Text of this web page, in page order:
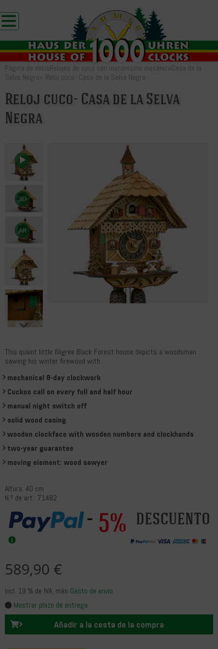
Página de inicioRelojes de cuco con mecanismo mecánicoCasa de la
Selva Negra» Reloj cuco- Casa de la Selva Negra
Reloj cuco- Casa de la Selva
Negra
This quaint little filigree Black Forest house depicts a woodsman
sawing his winter firewood with
mechanical 8-day clockwork
Cuckoo call on every full and half hour
manual night switch off
solid wood casing
wooden clockface with wooden numbers and clockhands
two-year guarantee
moving element: wood sawyer
Altura: 40 cm
N.º de art.: 71482
5% descuento
589,90 €
incl. 19 % de IVA, más Gasto de envío
Mostrar plazo de entrega
Añadir a la cesta de la compra